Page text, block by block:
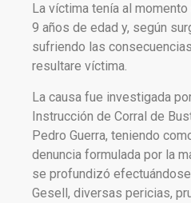
La víctima tenía al
9 años de edad y, según
sufriendo las
resultare víctima.
La causa fue investigada
Instrucción de Corral de
Pedro Guerra, teniendo
denuncia formulada por la
se profundizó
Gesell, diversas pericias,